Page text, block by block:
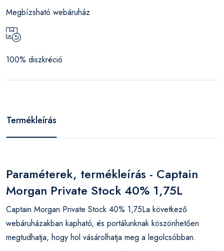
Megbízsható webáruház
100% diszkréció
Termékleírás
Paraméterek, termékleírás - Captain
Morgan Private Stock 40% 1,75L
Captain Morgan Private Stock 40% 1,75La következő
webáruházakban kapható, és portálunknak köszönhetően
megtudhatja, hogy hol vásárolhatja meg a legolcsóbban.